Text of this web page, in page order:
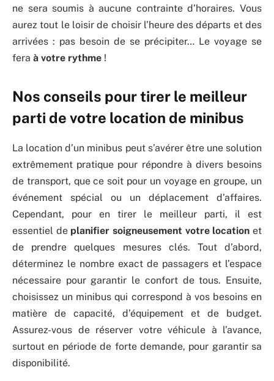
ne sera soumis à aucune contrainte d’horaires. Vous
aurez tout le loisir de choisir l’heure des départs et des
arrivées : pas besoin de se précipiter… Le voyage se
fera à votre rythme !
Nos conseils pour tirer le meilleur
parti de votre location de minibus
La location d’un minibus peut s’avérer être une solution
extrêmement pratique pour répondre à divers besoins
de transport, que ce soit pour un voyage en groupe, un
événement spécial ou un déplacement d’affaires.
Cependant, pour en tirer le meilleur parti, il est
essentiel de planifier soigneusement votre location et
de prendre quelques mesures clés. Tout d’abord,
déterminez le nombre exact de passagers et l’espace
nécessaire pour garantir le confort de tous. Ensuite,
choisissez un minibus qui correspond à vos besoins en
matière de capacité, d’équipement et de budget.
Assurez-vous de réserver votre véhicule à l’avance,
surtout en période de forte demande, pour garantir sa
disponibilité.